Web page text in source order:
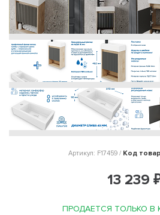
Артикул: F17459 / Код
13 239
ПРОДАЕТСЯ ТОЛЬКО В